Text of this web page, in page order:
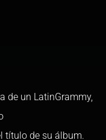
de un LatinGrammy,
título de su álbum.